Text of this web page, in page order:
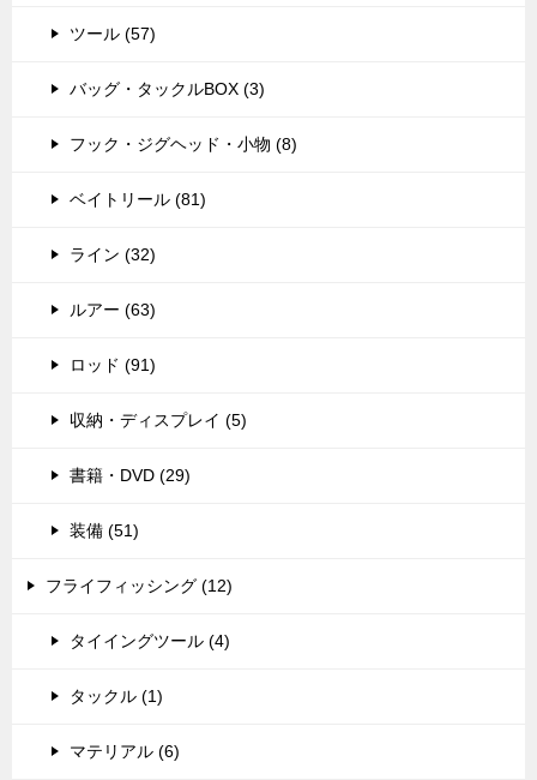
ツール (57)
バッグ・タックルBOX (3)
フック・ジグヘッド・小物 (8)
ベイトリール (81)
ライン (32)
ルアー (63)
ロッド (91)
収納・ディスプレイ (5)
書籍・DVD (29)
装備 (51)
フライフィッシング (12)
タイイングツール (4)
タックル (1)
マテリアル (6)